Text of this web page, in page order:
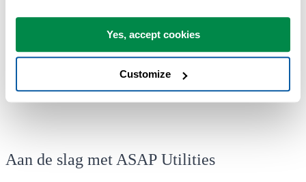
Yes, accept cookies
Customize
Aan de slag met ASAP Utilities